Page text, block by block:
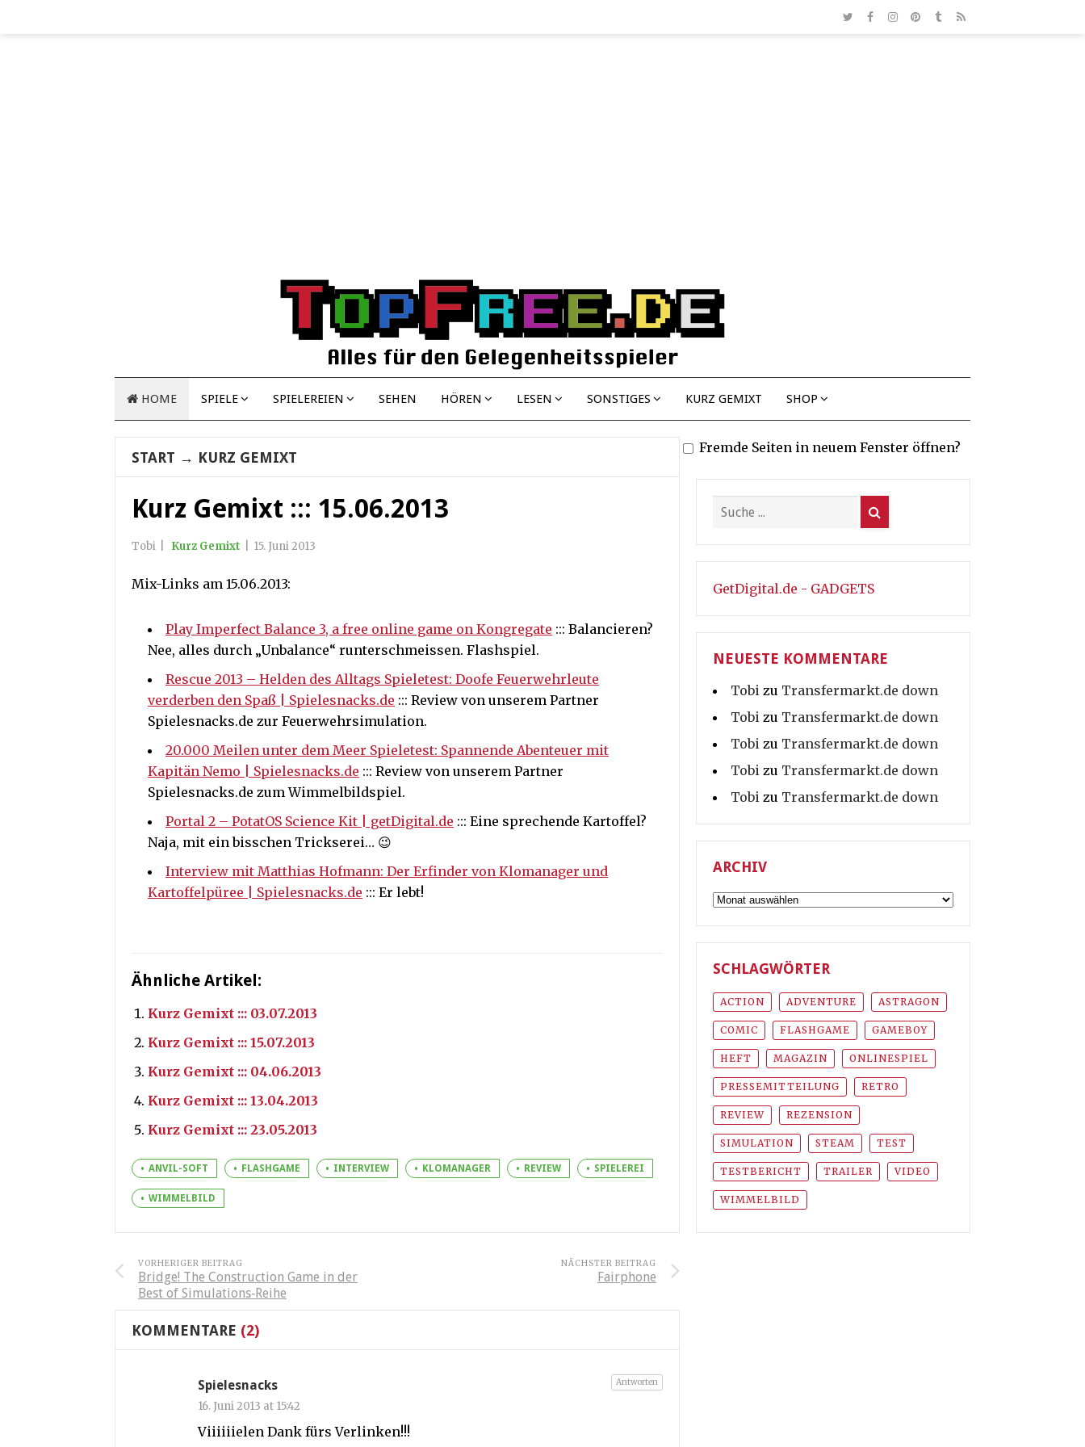
HOME SPIELE SPIELEREIEN SEHEN HÖREN LESEN SONSTIGES KURZ GEMIXT SHOP
START → KURZ GEMIXT
Kurz Gemixt ::: 15.06.2013
Tobi Kurz Gemixt 15. Juni 2013
Mix-Links am 15.06.2013:
Play Imperfect Balance 3, a free online game on Kongregate ::: Balancieren?
Nee, alles durch „Unbalance“ runterschmeissen. Flashspiel.
Rescue 2013 – Helden des Alltags Spieletest: Doofe Feuerwehrleute
verderben den Spaß | Spielesnacks.de ::: Review von unserem Partner
Spielesnacks.de zur Feuerwehrsimulation.
20.000 Meilen unter dem Meer Spieletest: Spannende Abenteuer mit
Kapitän Nemo | Spielesnacks.de ::: Review von unserem Partner
Spielesnacks.de zum Wimmelbildspiel.
Portal 2 – PotatOS Science Kit | getDigital.de ::: Eine sprechende Kartoffel?
Naja, mit ein bisschen Trickserei… 😉
Interview mit Matthias Hofmann: Der Erfinder von Klomanager und
Kartoffelpüree | Spielesnacks.de ::: Er lebt!
Ähnliche Artikel:
Kurz Gemixt ::: 03.07.2013
Kurz Gemixt ::: 15.07.2013
Kurz Gemixt ::: 04.06.2013
Kurz Gemixt ::: 13.04.2013
Kurz Gemixt ::: 23.05.2013
ANVIL-SOFT FLASHGAME INTERVIEW KLOMANAGER REVIEW SPIELEREI
WIMMELBILD
VORHERIGER BEITRAG
Bridge! The Construction Game in der
Best of Simulations‐Reihe
NÄCHSTER BEITRAG
Fairphone
KOMMENTARE (2)
Spielesnacks
16. Juni 2013 at 15:42
Viiiiiielen Dank fürs Verlinken!!!
Antworten
Fremde Seiten in neuem Fenster öffnen?
GetDigital.de - GADGETS
NEUESTE KOMMENTARE
Tobi zu Transfermarkt.de down
Tobi zu Transfermarkt.de down
Tobi zu Transfermarkt.de down
Tobi zu Transfermarkt.de down
Tobi zu Transfermarkt.de down
ARCHIV
Archiv
SCHLAGWÖRTER
ACTION ADVENTURE ASTRAGON
COMIC FLASHGAME GAMEBOY
HEFT MAGAZIN ONLINESPIEL
PRESSEMITTEILUNG RETRO
REVIEW REZENSION
SIMULATION STEAM TEST
TESTBERICHT TRAILER VIDEO
WIMMELBILD